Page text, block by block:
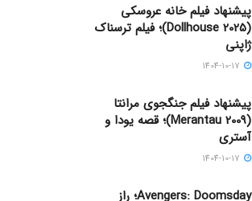
پیشنهاد فیلم خانه عروسکی
(Dollhouse 2025)؛ فیلم ترسناک
ژاپنی
پیشنهاد فیلم جنگجوی مرانتا
(Merantau 2009)؛ قصه یودا و
آستری
Avengers: Doomsday؛ راز